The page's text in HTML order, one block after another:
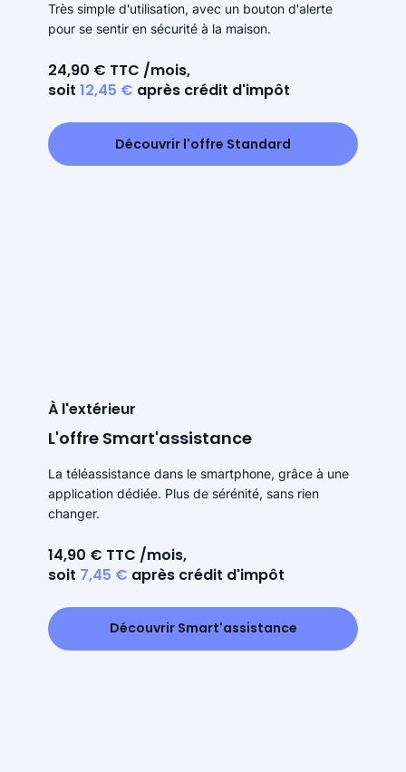
Très simple d'utilisation, avec un bouton d'alerte
pour se sentir en sécurité à la maison.
24,90 € TTC /mois,
soit 12,45 € après crédit d'impôt
Découvrir l'offre Standard
À l'extérieur
L'offre Smart'assistance
La téléassistance dans le smartphone, grâce à une
application dédiée. Plus de sérénité, sans rien
changer.
14,90 € TTC /mois,
soit 7,45 € après crédit d'impôt
Découvrir Smart'assistance